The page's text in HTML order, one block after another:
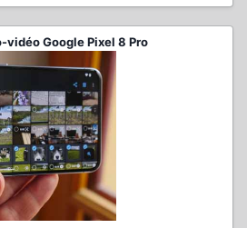
vidéo Google Pixel 8 Pro